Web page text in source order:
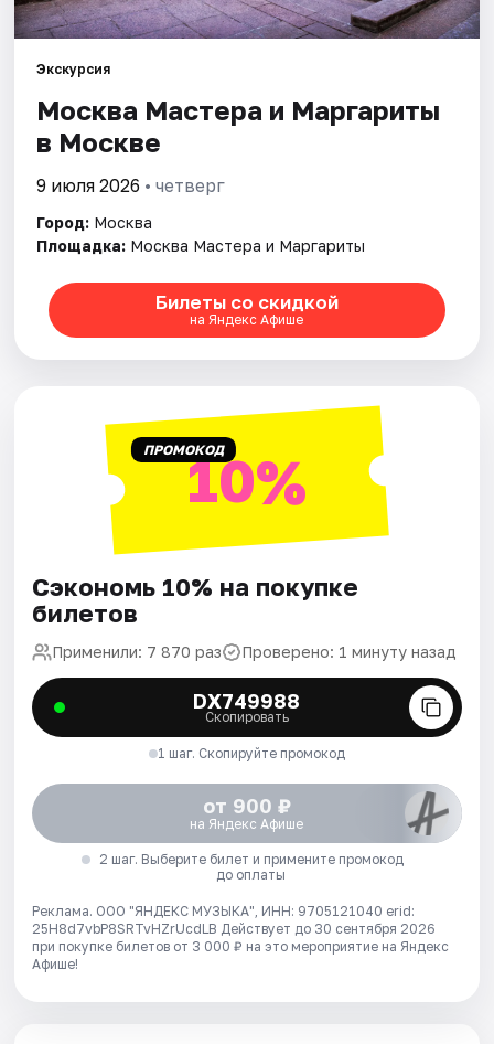
Площадки
Артисты
Экскурсия
Москва Мастера и Маргариты
в Москве
9 июля 2026 • четверг
Город: Москва
Площадка: Москва Мастера и Маргариты
Билеты со скидкой
на Яндекс Афише
ПРОМОКОД10%
Сэкономь 10% на покупке
билетов
Применили: 7 870 раз Проверено: 1 минуту назад
DX749988
Скопировать
1 шаг. Скопируйте промокод
от 900 ₽
на Яндекс Афише
2 шаг. Выберите билет и примените промокод
до оплаты
Реклама. ООО "ЯНДЕКС МУЗЫКА", ИНН: 9705121040 erid:
25H8d7vbP8SRTvHZrUcdLB Действует до 30 сентября 2026
при покупке билетов от 3 000 ₽ на это мероприятие на Яндекс
Афише!